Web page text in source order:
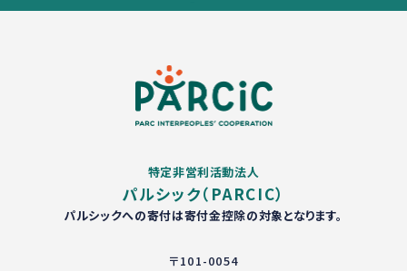
特定非営利活動法人
パルシック（PARCIC）
パルシックへの寄付は寄付金控除の対象となります。
〒101-0054